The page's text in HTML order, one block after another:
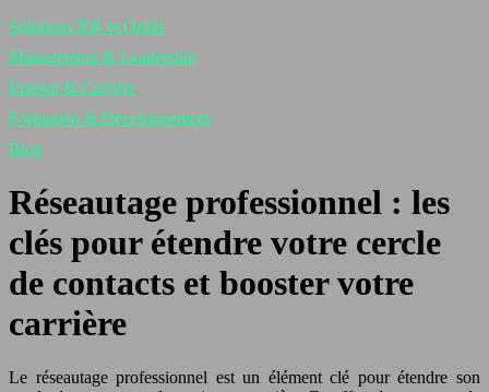
Solutions RH et Outils
Management & Leadership
Emploi & Carrière
Formation & Développement
Blog
Réseautage professionnel : les
clés pour étendre votre cercle
de contacts et booster votre
carrière
Le réseautage professionnel est un élément clé pour étendre son